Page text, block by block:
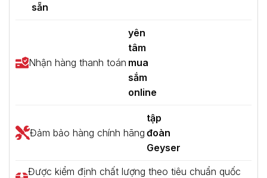
sẵn
Nhận hàng thanh toán
yên
tâm
mua
sắm
online
Đảm bảo hàng chính hãng
tập
đoàn
Geyser
Được kiểm định chất lượng theo tiêu chuẩn quốc